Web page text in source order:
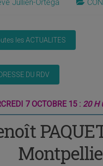
Jullien-Ortega
7 OCTOBRE 15 : 20 H